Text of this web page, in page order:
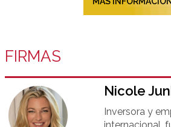
FIRMAS
Nicole
Inversora y